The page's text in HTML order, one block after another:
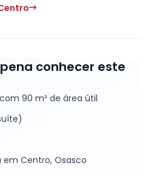
conhecer este
90 m² de área útil
em Centro, Osasco